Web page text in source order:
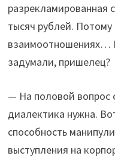
разрекламированная
тысяч рублей.
взаимоотношениях…
задумали, пришелец?
— На половой вопрос
диалектика нужна.
способность
выступления на